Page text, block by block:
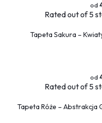
Ratedout of 5
Tapeta Sakura –
Ratedout of 5
Tapeta Róże –